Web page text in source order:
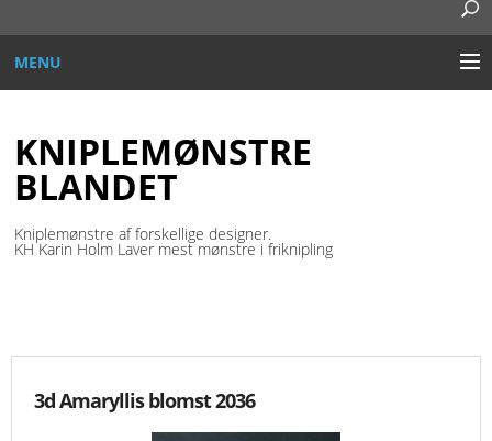
MENU
DIVERSE
GARN OG TRÅD
MØNSTRE OG BØGER
KNIPLEMØNSTRE
BLANDET
Kniplemønstre af forskellige designer.
KH Karin Holm Laver mest mønstre i friknipling
3d Amaryllis blomst 2036